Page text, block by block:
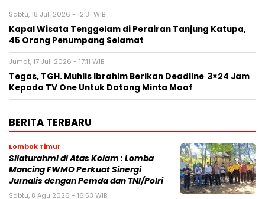
Sabtu, 18 Juli 2026 - 12:31 WIB
Kapal Wisata Tenggelam di Perairan Tanjung Katupa,
45 Orang Penumpang Selamat
Jumat, 17 Juli 2026 - 17:11 WIB
Tegas, TGH. Muhlis Ibrahim Berikan Deadline 3×24 Jam
Kepada TV One Untuk Datang Minta Maaf
BERITA TERBARU
Lombok Timur
Silaturahmi di Atas Kolam : Lomba
Mancing FWMO Perkuat Sinergi
Jurnalis dengan Pemda dan TNI/Polri
Sabtu, 8 Agu 2026 - 16:53 WIB